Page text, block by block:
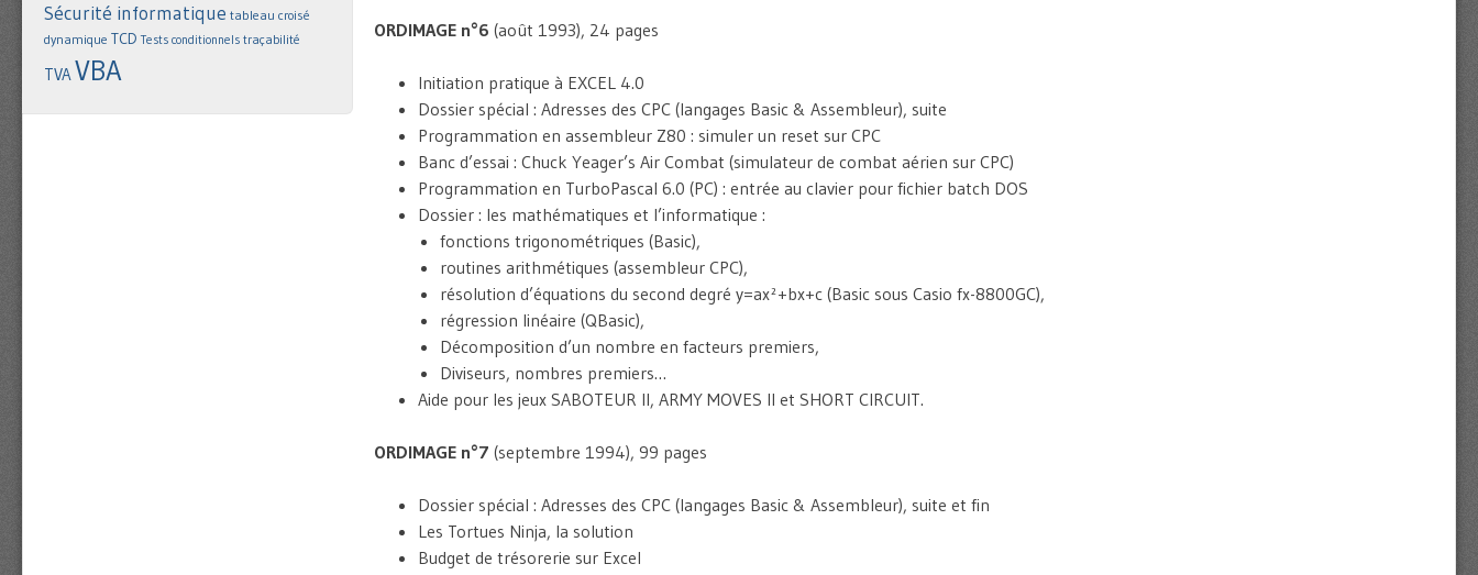
ORDIMAGE n°6 (août 1993), 24 pages
Initiation pratique à EXCEL 4.0
Dossier spécial : Adresses des CPC (langages Basic & Assembleur), suite
Programmation en assembleur Z80 : simuler un reset sur CPC
Banc d’essai : Chuck Yeager’s Air Combat (simulateur de combat aérien sur CPC)
Programmation en TurboPascal 6.0 (PC) : entrée au clavier pour fichier batch DOS
Dossier : les mathématiques et l’informatique :
fonctions trigonométriques (Basic),
routines arithmétiques (assembleur CPC),
résolution d’équations du second degré y=ax²+bx+c (Basic sous Casio fx-8800GC),
régression linéaire (QBasic),
Décomposition d’un nombre en facteurs premiers,
Diviseurs, nombres premiers…
Aide pour les jeux SABOTEUR II, ARMY MOVES II et SHORT CIRCUIT.
ORDIMAGE n°7 (septembre 1994), 99 pages
Dossier spécial : Adresses des CPC (langages Basic & Assembleur), suite et fin
Les Tortues Ninja, la solution
Budget de trésorerie sur Excel
Sécurité informatique tableau croisé
dynamique TCD Tests conditionnels traçabilité
TVAVBA